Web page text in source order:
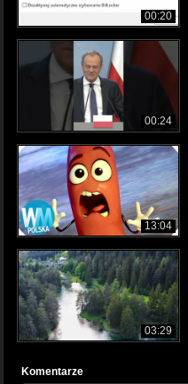
00:20
00:24
13:04
03:29
Komentarze